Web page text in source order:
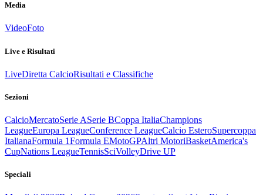
Media
VideoFoto
Live e Risultati
LiveDiretta CalcioRisultati e Classifiche
Sezioni
CalcioMercatoSerie ASerie BCoppa ItaliaChampions
LeagueEuropa LeagueConference LeagueCalcio EsteroSupercoppa
ItalianaFormula 1Formula EMotoGPAltri MotoriBasketAmerica's
CupNations LeagueTennisSciVolleyDrive UP
Speciali